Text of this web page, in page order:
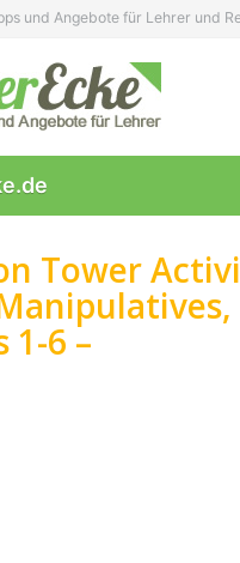
und Angebote für Lehrer und
Tower
1-6 –